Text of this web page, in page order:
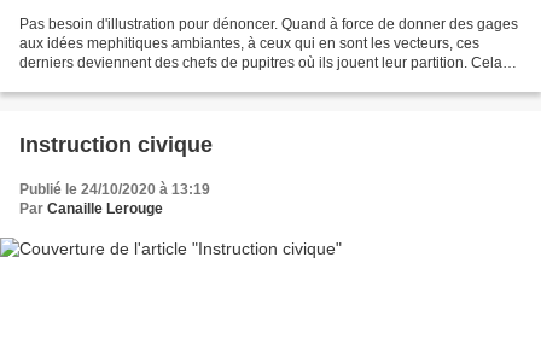
Pas besoin d'illustration pour dénoncer. Quand à force de donner des gages
aux idées mephitiques ambiantes, à ceux qui en sont les vecteurs, ces
derniers deviennent des chefs de pupitres où ils jouent leur partition. Cela
Instruction civique
Publié le 24/10/2020 à 13:19
Par Canaille Lerouge